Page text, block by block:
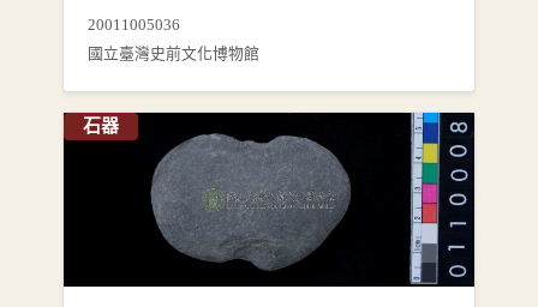
20011005036
國立臺灣史前文化博物館
石器